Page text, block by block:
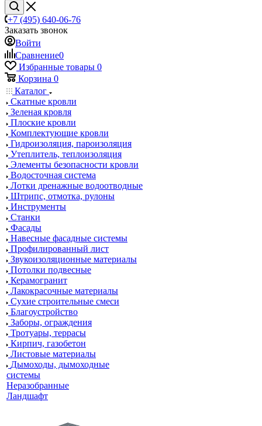
+7 (495) 640-06-76
Заказать звонок
Войти
Сравнение0
Избранные товары 0
Корзина 0
Каталог
Скатные кровли
Зеленая кровля
Плоские кровли
Комплектующие кровли
Гидроизоляция, пароизоляция
Утеплитель, теплоизоляция
Элементы безопасности кровли
Водосточная система
Лотки дренажные водоотводные
Штрипс, отмотка, рулоны
Инструменты
Станки
Фасады
Навесные фасадные системы
Профилированный лист
Звукоизоляционные материалы
Потолки подвесные
Керамогранит
Лакокрасочные материалы
Сухие строительные смеси
Благоустройство
Заборы, ограждения
Тротуары, террасы
Кирпич, газобетон
Листовые материалы
Дымоходы, дымоходные
системы
Неразобранные
Ландшафт